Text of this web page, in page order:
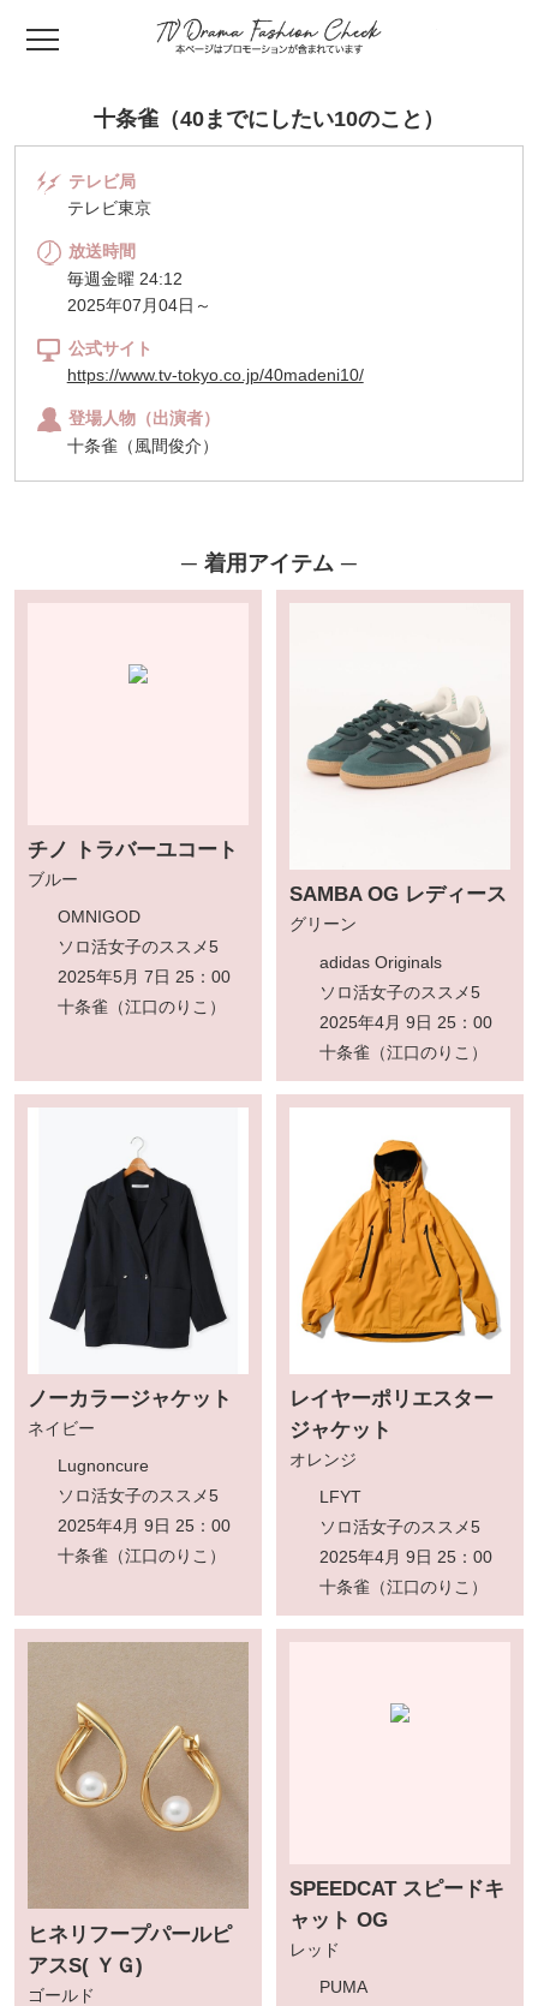
十条雀（40までにしたい10のこと）
テレビ局
テレビ東京
放送時間
毎週金曜 24:12
2025年07月04日～
公式サイト
https://www.tv-tokyo.co.jp/40madeni10/
登場人物（出演者）
十条雀（風間俊介）
着用アイテム
チノ トラバーユコート
ブルー
OMNIGOD
ソロ活女子のススメ5
2025年5月 7日 25：00
十条雀（江口のりこ）
SAMBA OG レディース
グリーン
adidas Originals
ソロ活女子のススメ5
2025年4月 9日 25：00
十条雀（江口のりこ）
ノーカラージャケット
ネイビー
Lugnoncure
ソロ活女子のススメ5
2025年4月 9日 25：00
十条雀（江口のりこ）
レイヤーポリエスター
ジャケット
オレンジ
LFYT
ソロ活女子のススメ5
2025年4月 9日 25：00
十条雀（江口のりこ）
ヒネリフープパールピ
アスS( ＹＧ)
ゴールド
SPEEDCAT スピードキ
ャット OG
レッド
PUMA